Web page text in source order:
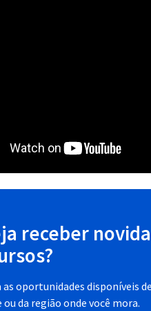
receber
as oportunidades disponíveis
da região onde você mora.